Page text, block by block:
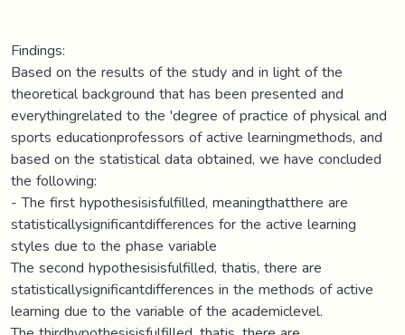
Findings:
Based on the results of the study and in light of the
theoretical background that has been presented and
everythingrelated to the 'degree of practice of physical and
sports educationprofessors of active learningmethods, and
based on the statistical data obtained, we have concluded
the following:
- The first hypothesisisfulfilled, meaningthatthere are
statisticallysignificantdifferences for the active learning
styles due to the phase variable
The second hypothesisisfulfilled, thatis, there are
statisticallysignificantdifferences in the methods of active
learning due to the variable of the academiclevel.